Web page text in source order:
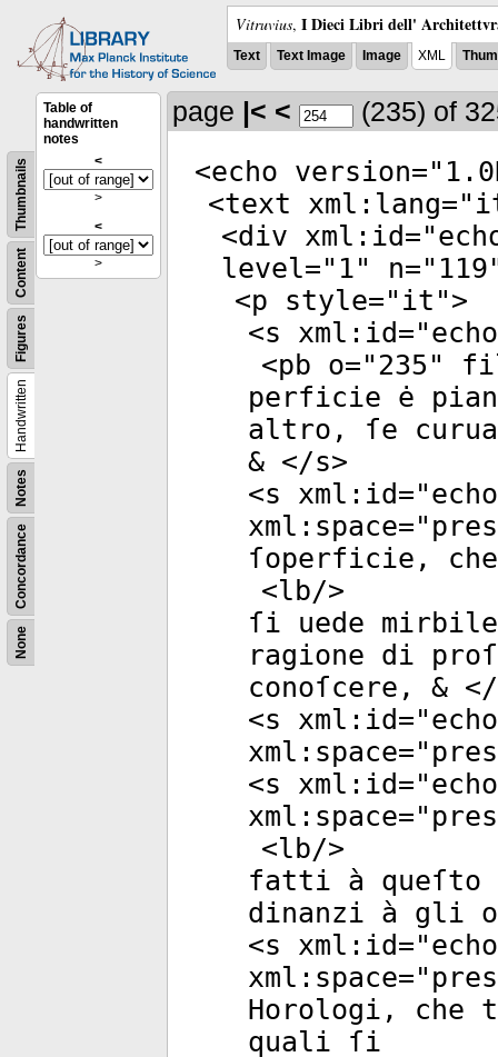
Vitruvius, I Dieci Libri dell'
Text Text Image Image XML
None
Concordance
Notes
Handwritten
Figures
Content
Thumbnails
Table of
handwritten
notes
<
>
<
>
page |< < (235) of
<echo version="
<text xml:lang="
<div xml:id="
level=" 1" n=" 119
<p style=" it ">
<s xml:id="
<pb o="235 "
perficie ė
altro, ſe
& </s>
<s xml:id="
xml:space="
ſoperficie,
<lb/>
ſi uede
ragione di
conoſcere, & </
<s xml:id="
xml:space="
<s xml:id="
xml:space="
<lb/>
fatti à queſto
dinanzi à gli
<s xml:id="
xml:space="
Horologi, che
quali ſi